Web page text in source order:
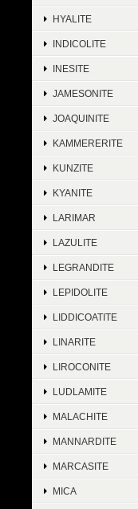
HYALITE
INDICOLITE
INESITE
JAMESONITE
JOAQUINITE
KAMMERERITE
KUNZITE
KYANITE
LARIMAR
LAZULITE
LEGRANDITE
LEPIDOLITE
LIDDICOATITE
LINARITE
LIROCONITE
LUDLAMITE
MALACHITE
MANNARDITE
MARCASITE
MICA